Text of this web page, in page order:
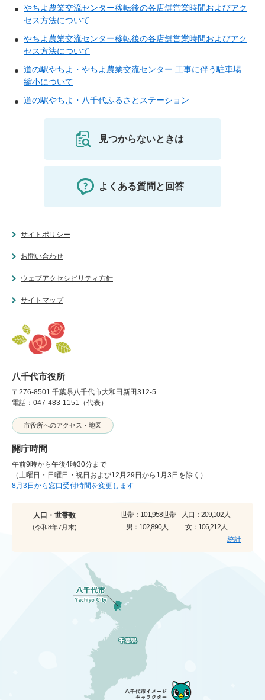
やちよ農業交流センター移転後の各店舗営業時間およびアク
セス方法について
やちよ農業交流センター移転後の各店舗営業時間およびアク
セス方法について
道の駅やちよ・やちよ農業交流センター 工事に伴う駐車場
縮小について
道の駅やちよ・八千代ふるさとステーション
見つからないときは
よくある質問と回答
サイトポリシー
お問い合わせ
ウェブアクセシビリティ方針
サイトマップ
八千代市役所
〒276-8501 千葉県八千代市大和田新田312-5
電話：047-483-1151（代表）
市役所へのアクセス・地図
開庁時間
午前9時から午後4時30分まで
（土曜日・日曜日・祝日および12月29日から1月3日を除く）
8月3日から窓口受付時間を変更します
人口・世帯数
(令和8年7月末)
世帯： 101,958世帯 人口： 209,102人
男： 102,890人 女： 106,212人
統計